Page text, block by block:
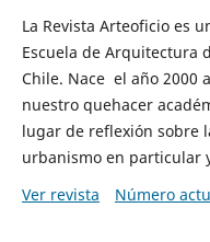
La Revista Arteoficio es
Escuela de Arquitectura
Chile. Nace el año 2000
nuestro quehacer
lugar de reflexión sobre
urbanismo en particular
Ver revista
Número